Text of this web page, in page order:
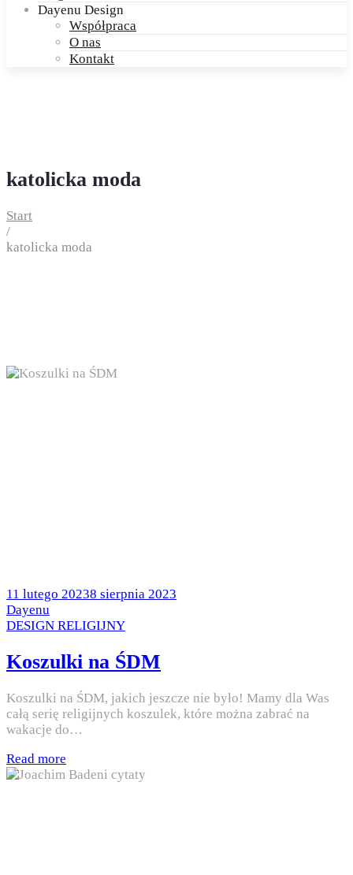
Dayenu Design
Współpraca
O nas
Kontakt
katolicka moda
Start
/
katolicka moda
Posted
on
11 lutego 20238 sierpnia 2023
by
Dayenu
Posted
DESIGN RELIGIJNY
Koszulki na ŚDM
Koszulki na ŚDM, jakich jeszcze nie było! Mamy dla Was
całą serię religijnych koszulek, które można zabrać na
wakacje do…
Read more